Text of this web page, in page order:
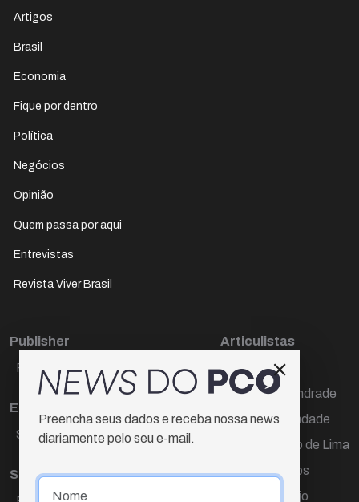
Artigos
Brasil
Economia
Fique por dentro
Política
Negócios
Opinião
Quem passa por aqui
Entrevistas
Revista Viver Brasil
Publisher
Paulo Cesar de Oliveira
Editora Chefe
Sueli Cotta
Sub-editora
Articulistas
Décio Freire
Dr Marcos Andrade
Hamilton Trindade
Igor Carvalho de Lima
Mario Campos
Renata Araújo
Preencha seus dados e receba nossa news
diariamente pelo seu e-mail.